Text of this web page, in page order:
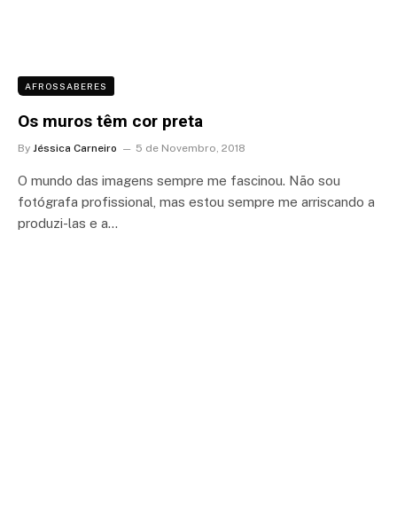
AFROSSABERES
Os muros têm cor preta
By Jéssica Carneiro 5 de Novembro, 2018
O mundo das imagens sempre me fascinou. Não sou
fotógrafa profissional, mas estou sempre me arriscando a
produzi-las e a…